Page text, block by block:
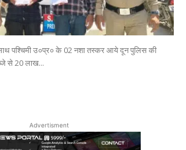
पश्चिमी उ०प्र० के 02 नशा तस्कर आये दून पुलिस की
से 20 लाख...
Advertisment